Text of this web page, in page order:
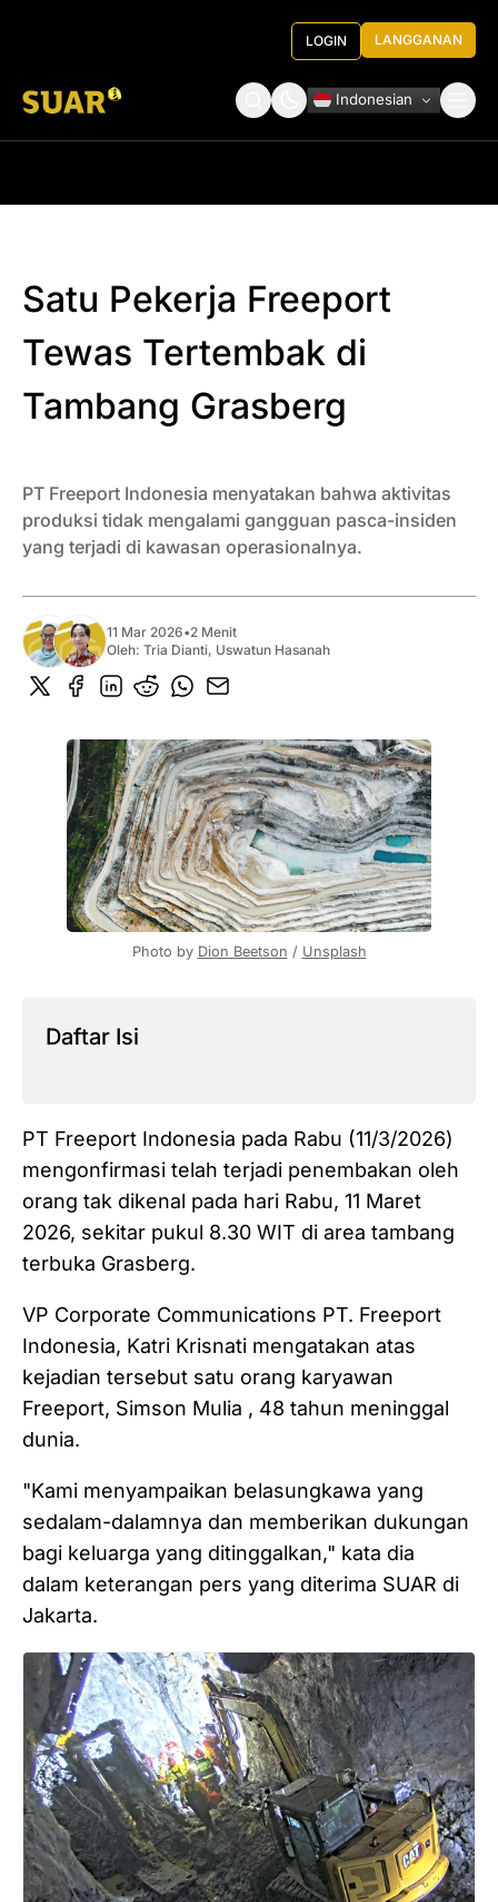
LOGIN LANGGANAN
Indonesian
Satu Pekerja Freeport
Tewas Tertembak di
Tambang Grasberg
PT Freeport Indonesia menyatakan bahwa aktivitas
produksi tidak mengalami gangguan pasca-insiden
yang terjadi di kawasan operasionalnya.
11 Mar 2026•2 Menit
Oleh: Tria Dianti, Uswatun Hasanah
Photo by Dion Beetson / Unsplash
Daftar Isi
PT Freeport Indonesia pada Rabu (11/3/2026)
mengonfirmasi telah terjadi penembakan oleh
orang tak dikenal pada hari Rabu, 11 Maret
2026, sekitar pukul 8.30 WIT di area tambang
terbuka Grasberg.
VP Corporate Communications PT. Freeport
Indonesia, Katri Krisnati mengatakan atas
kejadian tersebut satu orang karyawan
Freeport, Simson Mulia , 48 tahun meninggal
dunia.
"Kami menyampaikan belasungkawa yang
sedalam-dalamnya dan memberikan dukungan
bagi keluarga yang ditinggalkan," kata dia
dalam keterangan pers yang diterima SUAR di
Jakarta.